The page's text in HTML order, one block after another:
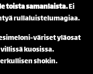
toista samanlaista.Ei
rullaluistelumagiaa.
väriset yläosat
kuosissa.
shokin.